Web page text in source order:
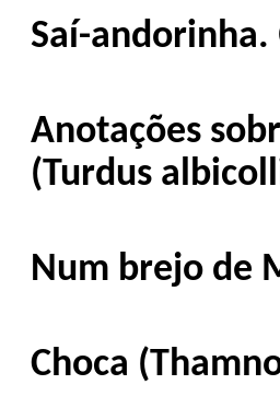
Saí-andorinha.
Anotações
(Turdus
Num brejo de
Choca